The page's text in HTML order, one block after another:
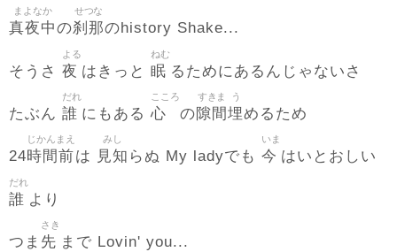
真夜中
まよなか
の刹那
せつな
のhistory Shake...
そうさ 夜
よる
はきっと 眠
ねむ
るためにあるんじゃないさ
たぶん 誰
だれ
にもある 心
こころ
の隙間
すきま
埋
う
めるため
24時間前
じかんまえ
は 見知
みし
らぬ My ladyでも 今
いま
はいとおしい
誰
だれ
より
つま 先
さき
まで Lovin' you...